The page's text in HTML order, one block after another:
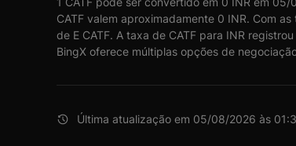
CATF valem aproximadamente 0 INR. Com
de E CATF. A taxa de CATF para INR
BingX oferece múltiplas opções de
Última atualização em 05/08/2026 às